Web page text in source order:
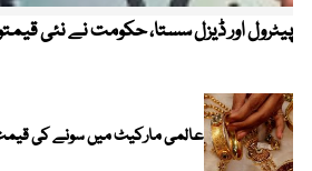
پیٹرول اور ڈیزل سستا، حکومت نے نئی
عالمی مارکیٹ میں سونے کی